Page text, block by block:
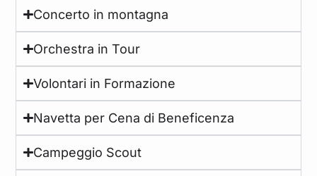
Concerto in montagna
Orchestra in Tour
Volontari in Formazione
Navetta per Cena di Beneficenza
Campeggio Scout